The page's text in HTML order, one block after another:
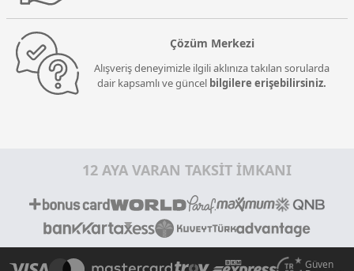
Çözüm Merkezi
Alışveriş deneyimizle ilgili aklınıza takılan sorularda
dair kapsamlı ve güncel bilgilere erişebilirsiniz.
12 AYA VARAN TAKSİT İMKANI
Güven